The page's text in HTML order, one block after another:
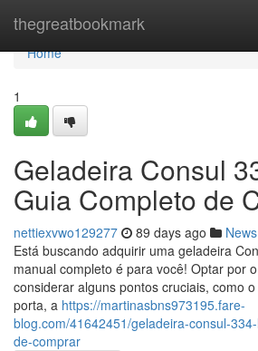
thegreatbookmark
Home
Home
1
Geladeira Consul
Guia Completo de
nettiexvwo129277 89 days ago News
Está buscando adquirir uma geladeira
manual completo é para você! Optar por
considerar alguns pontos cruciais, como
porta, a https://martinasbns973195.fare-
blog.com/41642451/geladeira-consul-
de-comprar